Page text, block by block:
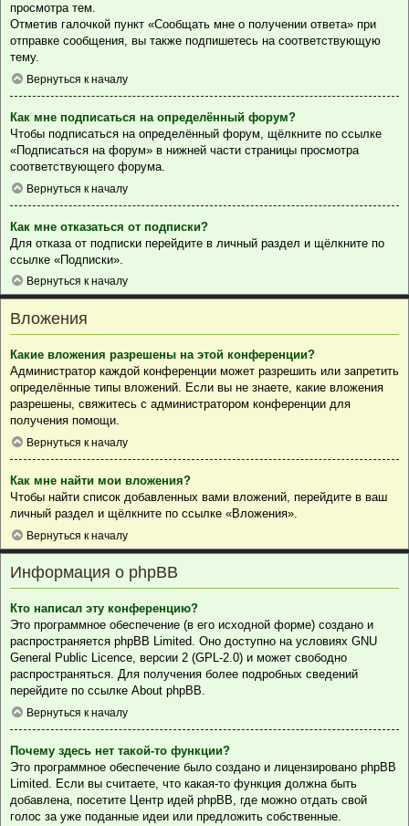
просмотра тем.
Отметив галочкой пункт «Сообщать мне о получении ответа» при
отправке сообщения, вы также подпишетесь на соответствующую
тему.
Вернуться к началу
Как мне подписаться на определённый форум?
Чтобы подписаться на определённый форум, щёлкните по ссылке
«Подписаться на форум» в нижней части страницы просмотра
соответствующего форума.
Вернуться к началу
Как мне отказаться от подписки?
Для отказа от подписки перейдите в личный раздел и щёлкните по
ссылке «Подписки».
Вернуться к началу
Вложения
Какие вложения разрешены на этой конференции?
Администратор каждой конференции может разрешить или запретить
определённые типы вложений. Если вы не знаете, какие вложения
разрешены, свяжитесь с администратором конференции для
получения помощи.
Вернуться к началу
Как мне найти мои вложения?
Чтобы найти список добавленных вами вложений, перейдите в ваш
личный раздел и щёлкните по ссылке «Вложения».
Вернуться к началу
Информация о phpBB
Кто написал эту конференцию?
Это программное обеспечение (в его исходной форме) создано и
распространяется phpBB Limited. Оно доступно на условиях GNU
General Public Licence, версии 2 (GPL-2.0) и может свободно
распространяться. Для получения более подробных сведений
перейдите по ссылке About phpBB.
Вернуться к началу
Почему здесь нет такой-то функции?
Это программное обеспечение было создано и лицензировано phpBB
Limited. Если вы считаете, что какая-то функция должна быть
добавлена, посетите Центр идей phpBB, где можно отдать свой
голос за уже поданные идеи или предложить собственные.